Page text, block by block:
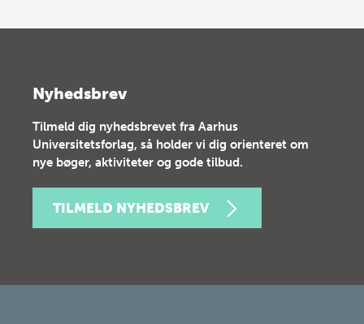
Nyhedsbrev
Tilmeld dig nyhedsbrevet fra Aarhus
Universitetsforlag, så holder vi dig orienteret om
nye bøger, aktiviteter og gode tilbud.
TILMELD NYHEDSBREV